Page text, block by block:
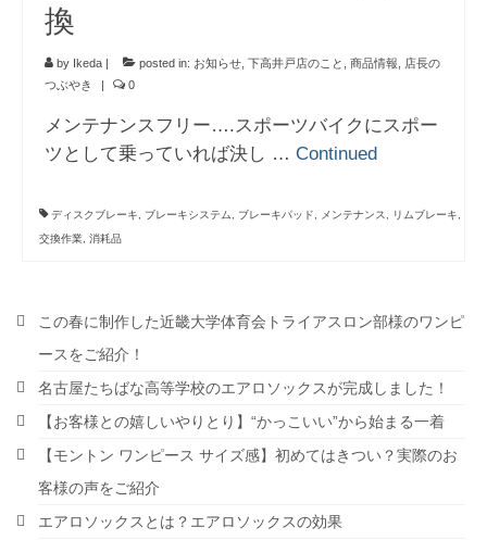
換
by Ikeda | posted in: お知らせ 下高井戸店のこと 商品情報
店長の
つぶやき
| 0
メンテナンスフリー….スポーツバイクにスポー
ツとして乗っていれば決し … Continued
ディスクブレーキ ブレーキシステム ブレーキパッド メンテナンス リムブレーキ
交換作業 消耗品
この春に制作した近畿大学体育会トライアスロン部様のワンピ
ースをご紹介！
名古屋たちばな高等学校のエアロソックスが完成しました！
【お客様との嬉しいやりとり】“かっこいい”から始まる一着
【モントン ワンピース サイズ感】初めてはきつい？実際のお
客様の声をご紹介
エアロソックスとは？エアロソックスの効果